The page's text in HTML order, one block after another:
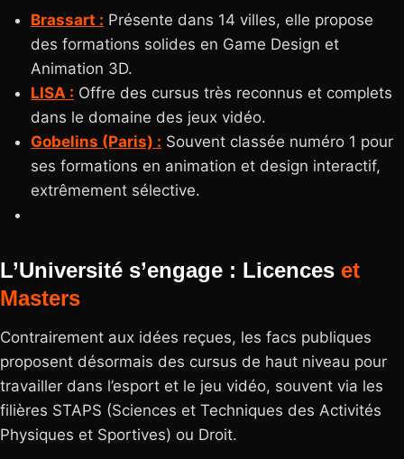
Brassart : Présente dans 14 villes, elle propose
des formations solides en Game Design et
Animation 3D.
LISA : Offre des cursus très reconnus et complets
dans le domaine des jeux vidéo.
Gobelins (Paris) : Souvent classée numéro 1 pour
ses formations en animation et design interactif,
extrêmement sélective.
L’Université s’engage : Licences et
Masters
Contrairement aux idées reçues, les facs publiques
proposent désormais des cursus de haut niveau pour
travailler dans l’esport et le jeu vidéo, souvent via les
filières STAPS (Sciences et Techniques des Activités
Physiques et Sportives) ou Droit.